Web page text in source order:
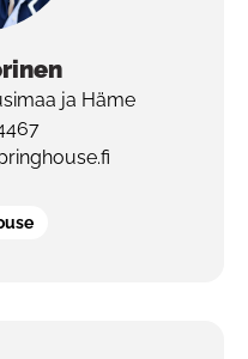
ja Häme